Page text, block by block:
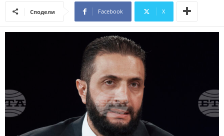
Сподели Facebook X